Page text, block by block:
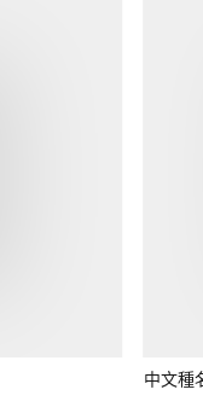
中文種